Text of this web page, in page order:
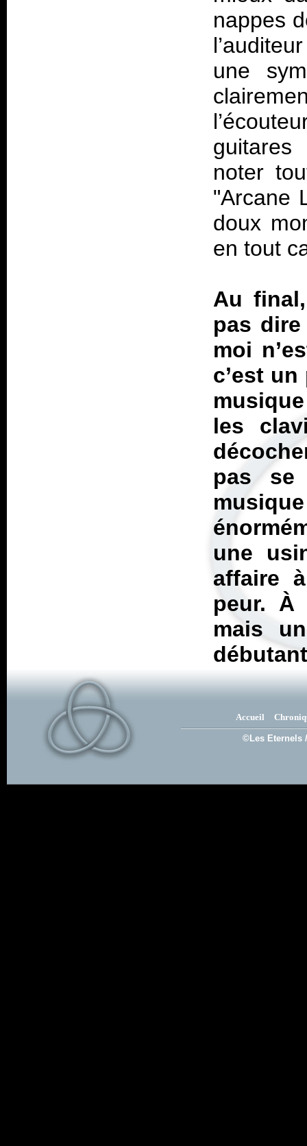
nappes
une
noter
"Arcane
doux
en tout
Au
pas
moi
c’est
les
pas se
une
affaire
peur. À
mais
Accueil
©Les Eternels